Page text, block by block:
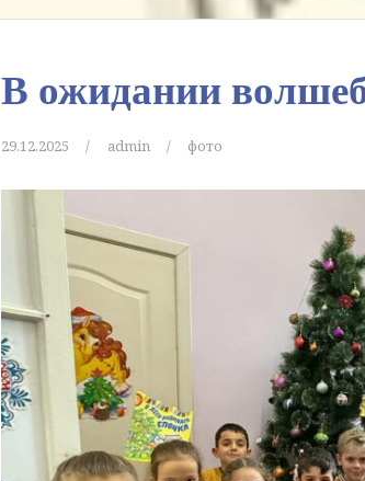
В ожидании
29.12.2025 admin фото